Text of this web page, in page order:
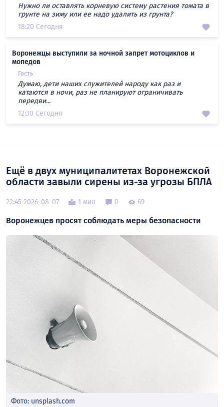
Нужно ли оставлять корневую систему растения томата в
грунте на зиму или ее надо удалить из грунта?
18:20 Сегодня
Воронежцы выступили за ночной запрет мотоциклов и
мопедов
Гость
Думаю, дети наших служителей народу как раз и
катаются в ночи, раз не планируют ограничивать
передви...
12:30 Сегодня
Ещё в двух муниципалитетах Воронежской
области завыли сирены из-за угрозы БПЛА
22:45 2026-08-07 1 мин 0 69
Воронежцев просят соблюдать меры безопасности
Фото: unsplash.com